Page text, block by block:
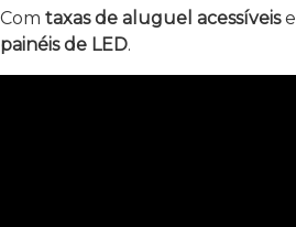
Com taxas de aluguel acessíveise
painéis de LED.